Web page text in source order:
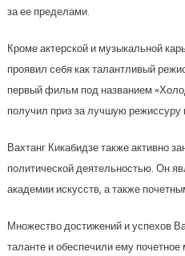
за ее пределами.
Кроме актерской и музыкальной
проявил себя как талантливый
первый фильм под названием
получил приз за лучшую
Вахтанг Кикабидзе также активно
политической деятельностью. Он
академии искусств, а также
Множество достижений и успехов
таланте и обеспечили ему